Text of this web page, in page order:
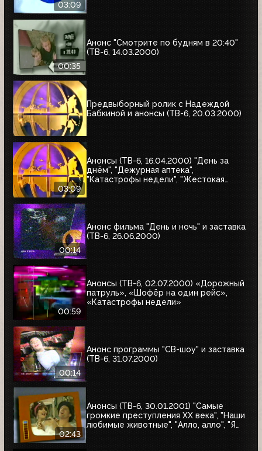
03:09
00:35
Анонс "Смотрите по будням в 20:40"
(ТВ-6, 14.03.2000)
Предвыборный ролик с Надеждой
Бабкиной и анонсы (ТВ-6, 20.03.2000)
03:09
Анонсы (ТВ-6, 16.04.2000) "День за
днём", "Дежурная аптека",
"Катастрофы недели", "Жестокая
00:14
Анонс фильма "День и ночь" и заставка
(ТВ-6, 26.06.2000)
00:59
Анонсы (ТВ-6, 02.07.2000) «Дорожный
патруль», «Шофёр на один рейс»,
«Катастрофы недели»
00:14
Анонс программы "СВ-шоу" и заставка
(ТВ-6, 31.07.2000)
02:43
Анонсы (ТВ-6, 30.01.2001) "Самые
громкие преступления XX века", "Наши
любимые животные", "Алло, алло", "Я